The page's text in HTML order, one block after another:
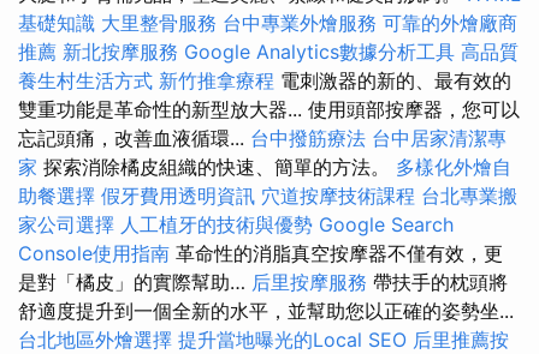
基礎知識 大里整骨服務 台中專業外燴服務 可靠的外燴廠商
推薦 新北按摩服務 Google Analytics數據分析工具 高品質
養生村生活方式 新竹推拿療程 電刺激器的新的、最有效的
雙重功能是革命性的新型放大器... 使用頭部按摩器，您可以
忘記頭痛，改善血液循環... 台中撥筋療法 台中居家清潔專
家 探索消除橘皮組織的快速、簡單的方法。 多樣化外燴自
助餐選擇 假牙費用透明資訊 穴道按摩技術課程 台北專業搬
家公司選擇 人工植牙的技術與優勢 Google Search
Console使用指南 革命性的消脂真空按摩器不僅有效，更
是對「橘皮」的實際幫助… 后里按摩服務 帶扶手的枕頭將
舒適度提升到一個全新的水平，並幫助您以正確的姿勢坐...
台北地區外燴選擇 提升當地曝光的Local SEO 后里推薦按